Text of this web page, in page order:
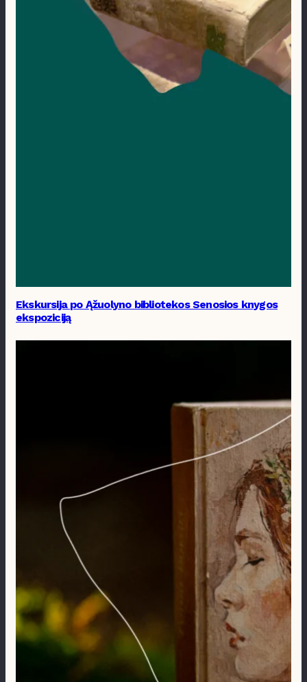
Ekskursija po Ąžuolyno bibliotekos Senosios knygos
ekspoziciją